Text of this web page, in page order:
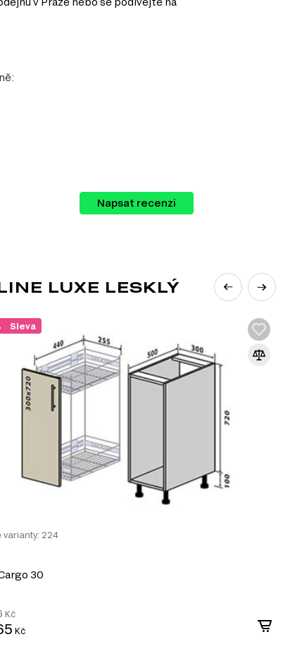
představ.
136 produktů. Tento systém vám
Napsat recenzi
LUXE LESKLÝ
Sleva
varianty: 224
30
Kč
Kč